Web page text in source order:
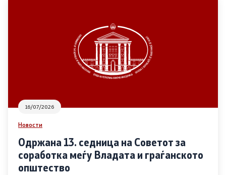
Извештаи
Список на ОЈИ
16/07/2026
Новости
Одржана 13. седница на Советот за
соработка меѓу Владата и граѓанското
општество